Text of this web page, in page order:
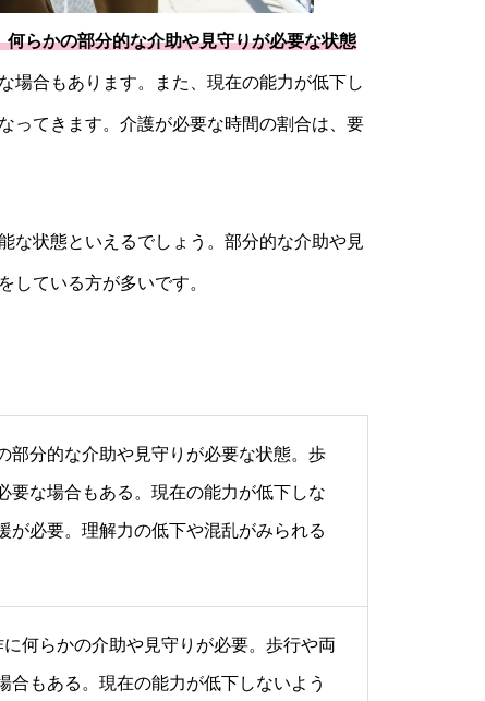
らかの部分的な介助や見守りが必要な状態
場合もあります。また、現在の能力が低下し
ってきます。介護が必要な時間の割合は、要
な状態といえるでしょう。部分的な介助や見
している方が多いです。
部分的な介助や見守りが必要な状態。歩
要な場合もある。現在の能力が低下しな
が必要。理解力の低下や混乱がみられる
何らかの介助や見守りが必要。歩行や両
合もある。現在の能力が低下しないよう